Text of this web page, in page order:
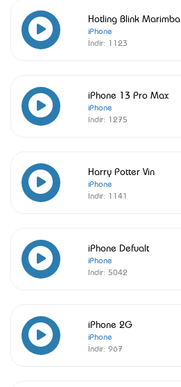
Hotling Blink Marimba
iPhone
İndir: 1123
iPhone 13 Pro Max
iPhone
İndir: 1275
Harry Potter Vin
iPhone
İndir: 1141
iPhone Defualt
iPhone
İndir: 5042
iPhone 2G
iPhone
İndir: 967